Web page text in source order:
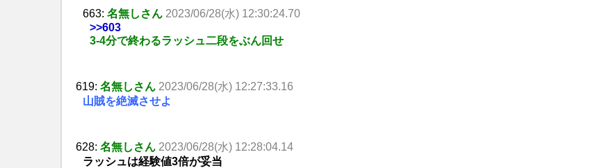
663: 名無しさん 2023/06/28(水) 12:30:24.70
>>603
3-4分で終わるラッシュ二段をぶん回せ
619: 名無しさん 2023/06/28(水) 12:27:33.16
山賊を絶滅させよ
628: 名無しさん 2023/06/28(水) 12:28:04.14
ラッシュは経験値3倍が妥当